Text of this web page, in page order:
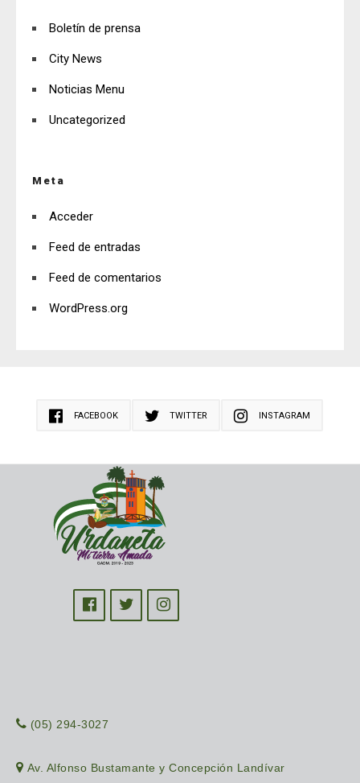
Boletín de prensa
City News
Noticias Menu
Uncategorized
Meta
Acceder
Feed de entradas
Feed de comentarios
WordPress.org
FACEBOOK TWITTER INSTAGRAM
(05) 294-3027
Av. Alfonso Bustamante y Concepción Landívar